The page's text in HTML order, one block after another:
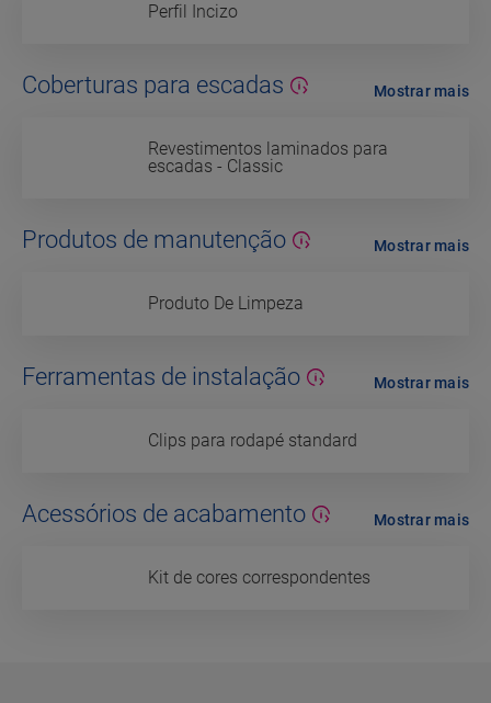
Perfil Incizo
Coberturas para escadas
Revestimentos laminados para
escadas - Classic
Mostrar mais
Produtos de manutenção
Produto De Limpeza
Mostrar mais
Ferramentas de instalação
Clips para rodapé standard
Mostrar mais
Acessórios de acabamento
Kit de cores correspondentes
Mostrar mais